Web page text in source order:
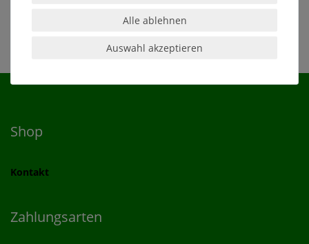
Shop
Kontakt
Zahlungsarten
Alle ablehnen
Auswahl akzeptieren